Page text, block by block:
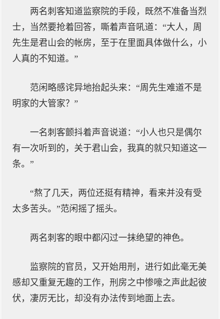
两名刺客知道监察院的手段，既然不准备当烈
士，当然要抢着回答，嘶着声音吼道：“大人，周
先生是君山会的帐房，至于在里面具体做什么，小
人真的不知道。”
范闲略感诧异地抬起头来：“周先生难道不是
明家的大管家？”
一名刺客颤抖着声音说道：“小人也只是偶尔
有一次听到的，关于君山会，我真的就只知道这一
条。”
“熬了几天，两位还挺有精神，看来并没有受
太多苦头。”范闲摇了摇头。
两名刺客的眼中都闪过一抹绝望的神色。
监察院的官员，又开始用刑，进行如此毫无美
感却又重复无趣的工作，刑房之中惨嚎之声此起彼
伏，凄厉无比，却没有办法传到地面上去。